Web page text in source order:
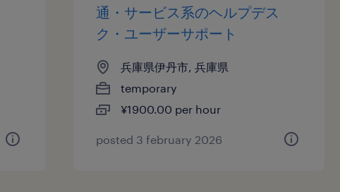
通・サービス系のヘルプデス
ク・ユーザーサポート
兵庫県伊丹市, 兵庫県
temporary
¥1900.00 per hour
posted 3 february 2026